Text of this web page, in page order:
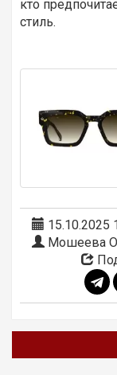
кто
стиль.
15.10.2025
Мошеева